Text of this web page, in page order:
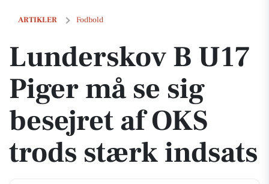
ARTIKLER Fodbold
Lunderskov B U17 Piger må se sig besejret af OKS trods stærk indsats
Lunderskov B U17
Piger må se sig
besejret af OKS
trods stærk indsats